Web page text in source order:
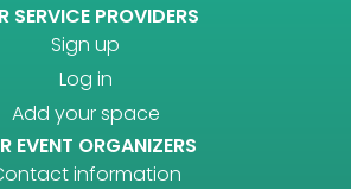
SERVICE PROVIDERS
Sign up
Log in
Add your space
EVENT ORGANIZERS
information